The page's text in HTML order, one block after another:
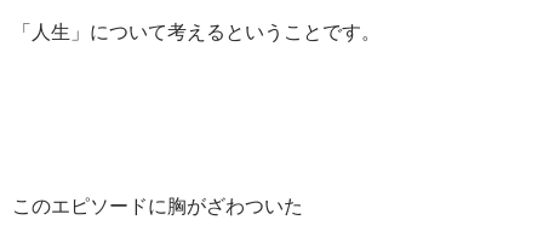
「人生」について考えるということです。
このエピソードに胸がざわついた